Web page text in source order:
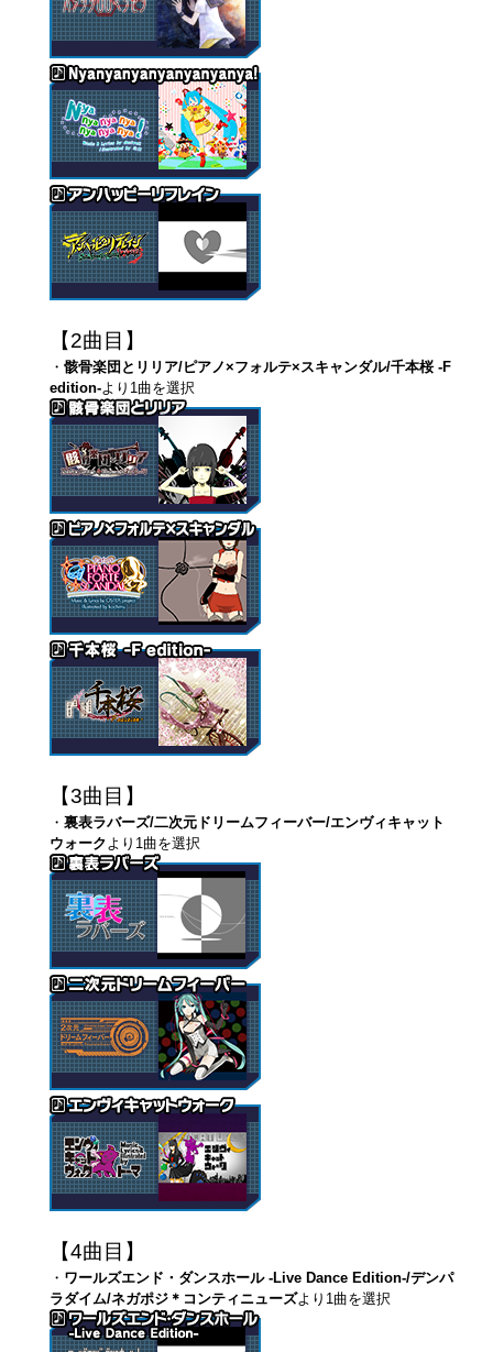
【2曲目】
・ 骸骨楽団とリリア/ピアノ×フォルテ×スキャンダル/千本桜 -F
edition-より1曲を選択
【3曲目】
・ 裏表ラバーズ/二次元ドリームフィーバー/エンヴィキャット
ウォークより1曲を選択
【4曲目】
・ ワールズエンド・ダンスホール -Live Dance Edition-/デンパ
ラダイム/ネガポジ＊コンティニューズより1曲を選択